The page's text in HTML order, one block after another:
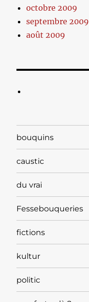
octobre 2009
septembre 2009
août 2009
bouquins
caustic
du vrai
Fessebouqueries
fictions
kultur
politic